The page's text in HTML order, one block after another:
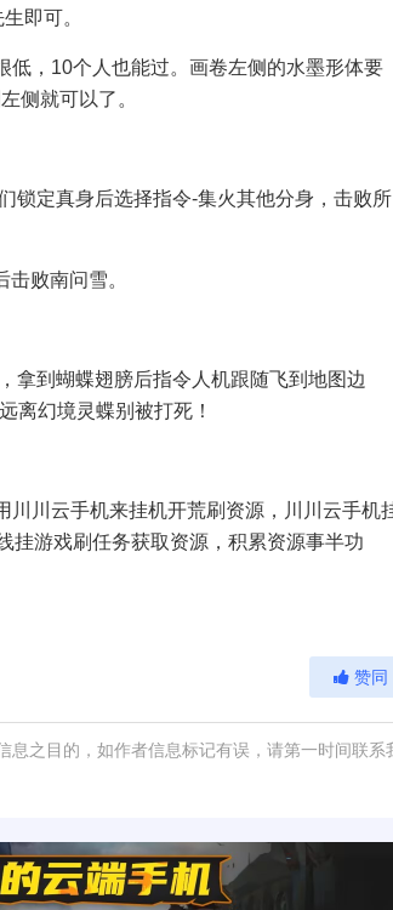
即可。
低，10个人也能过。画卷左侧的水墨形体要
侧就可以了。
锁定真身后选择指令-集火其他分身，击败所
败南问雪。
拿到蝴蝶翅膀后指令人机跟随飞到地图边
离幻境灵蝶别被打死！
川川云手机来挂机开荒刷资源，川川云手机
挂游戏刷任务获取资源，积累资源事半功
赞同
之目的，如作者信息标记有误，请第一时间联系